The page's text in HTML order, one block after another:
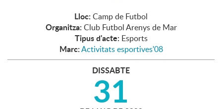
Lloc: Camp de Futbol
Organitza: Club Futbol Arenys de Mar
Tipus d'acte: Esports
Marc:Activitats esportives'08
DISSABTE
31